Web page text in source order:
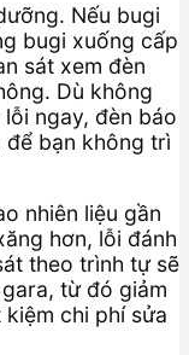
Nếu bugi
bugi xuống cấp
sát xem đèn
Dù không
ngay, đèn báo
bạn không trì
nhiên liệu gần
hơn, lỗi đánh
theo trình tự sẽ
từ đó giảm
chi phí sửa